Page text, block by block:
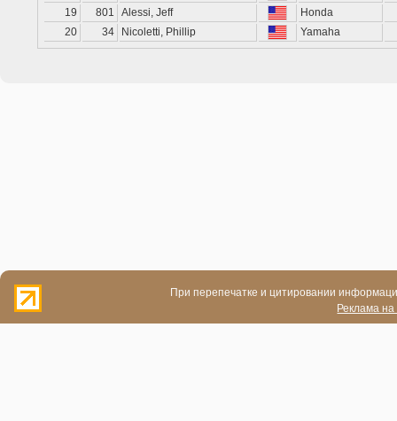
19
801 Alessi, Jeff
Honda
20
34 Nicoletti, Phillip Yamaha
При перепечатке и цитировании
Реклама на